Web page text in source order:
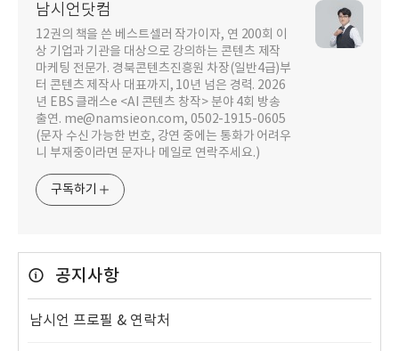
남시언닷컴
12권의 책을 쓴 베스트셀러 작가이자, 연 200회 이
상 기업과 기관을 대상으로 강의하는 콘텐츠 제작
마케팅 전문가. 경북콘텐츠진흥원 차장(일반4급)부
터 콘텐츠 제작사 대표까지, 10년 넘은 경력. 2026
년 EBS 클래스e <AI 콘텐츠 창작> 분야 4회 방송
출연. me@namsieon.com, 0502-1915-0605
(문자 수신 가능한 번호, 강연 중에는 통화가 어려우
니 부재중이라면 문자나 메일로 연락주세요.)
구독하기
공지사항
남시언 프로필 & 연락처